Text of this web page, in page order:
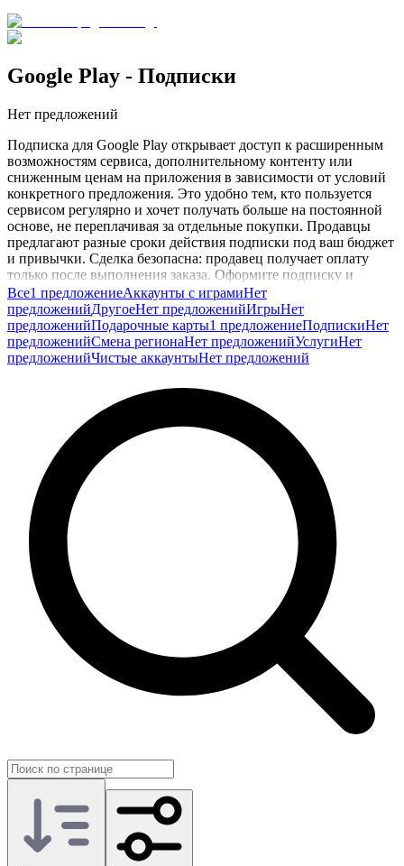
Google Play - Подписки
Нет предложений
Подписка для Google Play открывает доступ к расширенным
возможностям сервиса, дополнительному контенту или
сниженным ценам на приложения в зависимости от условий
конкретного предложения. Это удобно тем, кто пользуется
сервисом регулярно и хочет получать больше на постоянной
основе, не переплачивая за отдельные покупки. Продавцы
предлагают разные сроки действия подписки под ваш бюджет
и привычки. Сделка безопасна: продавец получает оплату
только после выполнения заказа. Оформите подписку и
пользуйтесь сервисом с комфортом.
Все1 предложениеАккаунты с играмиНет
предложенийДругоеНет предложенийИгрыНет
предложенийПодарочные карты1 предложениеПодпискиНет
предложенийСмена регионаНет предложенийУслугиНет
предложенийЧистые аккаунтыНет предложений